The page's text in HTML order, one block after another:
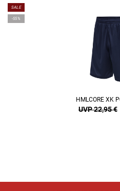
SALE
-55%
HMLCORE XK
UVP 22,95 €